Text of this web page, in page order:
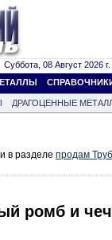
Суббота, 08 Август 2026 г.
ДРАГОЦЕННЫЕ
в разделе продам
ромб и